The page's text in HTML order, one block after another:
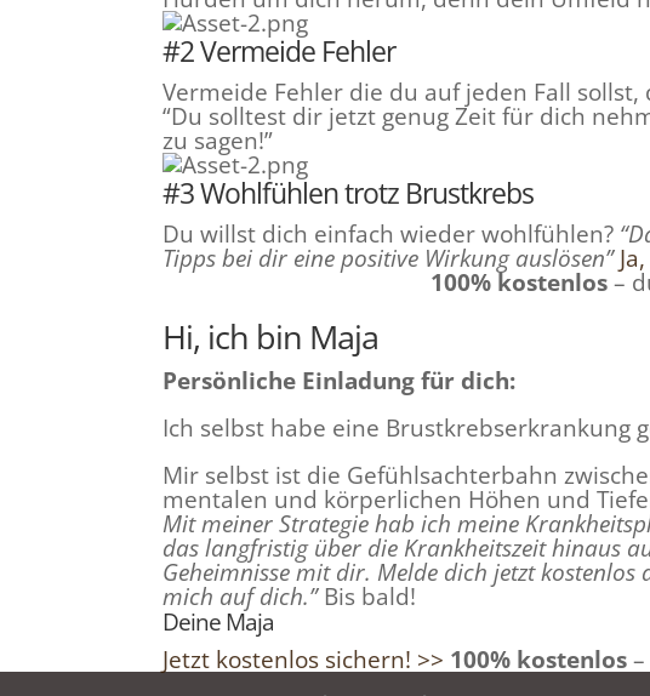
#2 Vermeide Fehler
Vermeide Fehler die du auf jeden Fall
“Du solltest dir jetzt genug Zeit für dich
zu sagen!”
#3 Wohlfühlen trotz Brustkrebs
Du willst dich einfach wieder wohlfühlen?
Tipps bei dir eine positive Wirkung auslösen”
100% kostenlos–
Hi, ich bin Maja
Persönliche Einladung für dich:
Ich selbst habe eine Brustkrebserkrankung
Mir selbst ist die Gefühlsachterbahn
mentalen und körperlichen Höhen und
Mit meiner Strategie hab ich meine
das langfristig über die Krankheitszeit hinaus
Geheimnisse mit dir. Melde dich jetzt
mich auf dich.”Bis bald!
Deine Maja
Jetzt kostenlos sichern! >> 100% kostenlos